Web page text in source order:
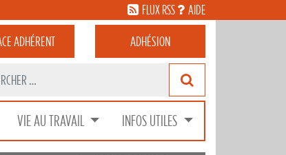
FLUX RSS AIDE
ADHÉRENT ADHÉSION
VIE AU TRAVAIL INFOS UTILES